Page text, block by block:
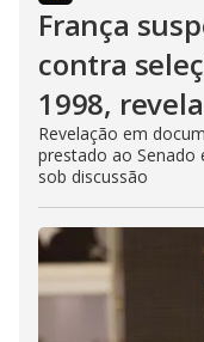
França
contra
1998,
Revelação em
prestado ao Senado
sob discussão